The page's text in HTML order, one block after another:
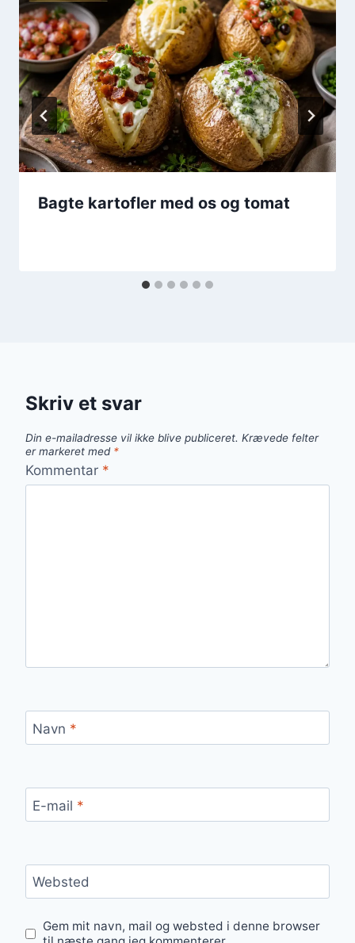
Bagte kartofler med os og tomat
Skriv et svar
Din e-mailadresse vil ikke blive publiceret. Krævede felter
er markeret med *
Kommentar *
Navn *
E-mail *
Websted
Gem mit navn, mail og websted i denne browser